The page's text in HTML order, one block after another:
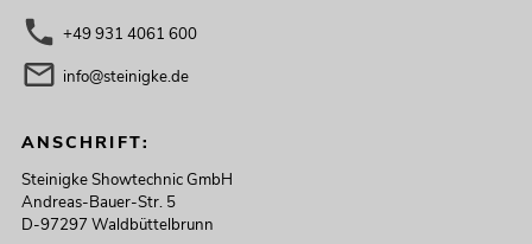
+49 931 4061 600
info@steinigke.de
ANSCHRIFT:
Steinigke Showtechnic GmbH
Andreas-Bauer-Str. 5
D-97297 Waldbüttelbrunn